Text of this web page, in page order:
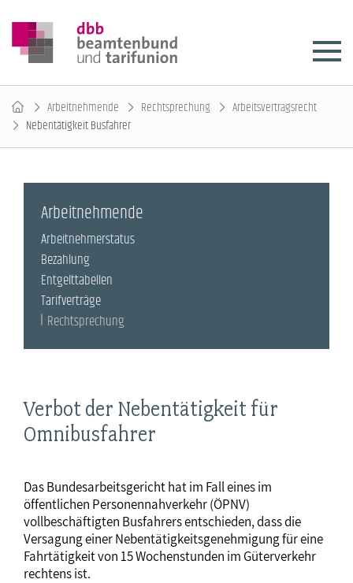
Arbeitnehmende Rechtsprechung
Arbeitsvertragsrecht
Nebentätigkeit Busfahrer
Verbot der Nebentätigkeit für
Omnibusfahrer
Das Bundesarbeitsgericht hat im Fall eines im
öffentlichen Personennahverkehr (ÖPNV)
vollbeschäftigten Busfahrers entschieden, dass die
Versagung einer Nebentätigkeitsgenehmigung für eine
Fahrtätigkeit von 15 Wochenstunden im Güterverkehr
rechtens ist.
Arbeitnehmende
Arbeitnehmerstatus
Bezahlung
Entgelttabellen
Tarifverträge
Rechtsprechung